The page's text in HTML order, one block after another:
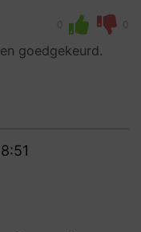
0 0
goedgekeurd.